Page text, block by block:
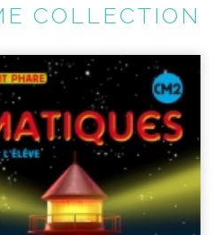
COLLECTION